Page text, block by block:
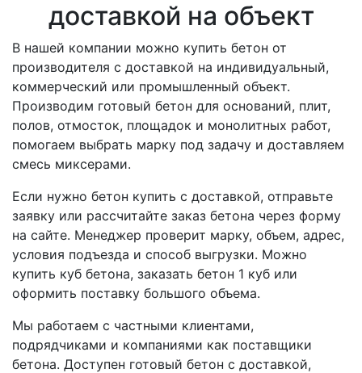
доставкой на объект
В нашей компании можно купить бетон от
производителя с доставкой на индивидуальный,
коммерческий или промышленный объект.
Производим готовый бетон для оснований, плит,
полов, отмосток, площадок и монолитных работ,
помогаем выбрать марку под задачу и доставляем
смесь миксерами.
Если нужно бетон купить с доставкой, отправьте
заявку или рассчитайте заказ бетона через форму
на сайте. Менеджер проверит марку, объем, адрес,
условия подъезда и способ выгрузки. Можно
купить куб бетона, заказать бетон 1 куб или
оформить поставку большого объема.
Мы работаем с частными клиентами,
подрядчиками и компаниями как поставщики
бетона. Доступен готовый бетон с доставкой,